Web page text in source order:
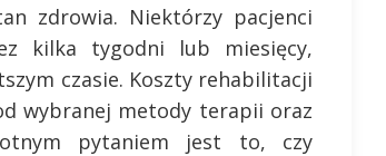
zdrowia. Niektórzy pacjenci
kilka tygodni lub miesięcy,
czasie. Koszty rehabilitacji
wybranej metody terapii oraz
pytaniem jest to, czy